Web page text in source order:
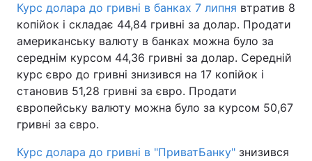
Курс долара до гривні в банках 7 липня втратив 8
копійок і складає 44,84 гривні за долар. Продати
американську валюту в банках можна було за
середнім курсом 44,36 гривні за долар. Середній
курс євро до гривні знизився на 17 копійок і
становив 51,28 гривні за євро. Продати
європейську валюту можна було за курсом 50,67
гривні за євро.
Курс долара до гривні в "ПриватБанку" знизився